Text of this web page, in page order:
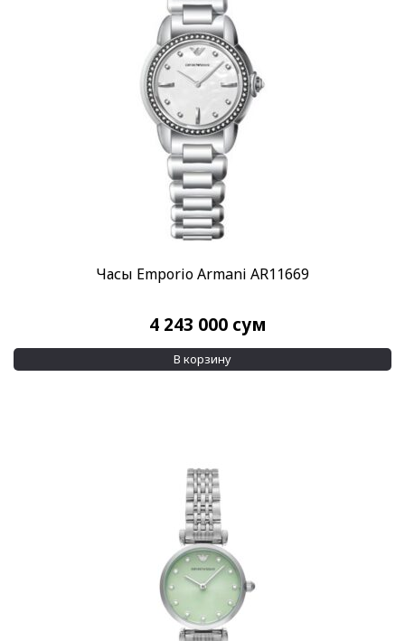
Часы Emporio Armani AR11669
4 243 000 сум
В корзину